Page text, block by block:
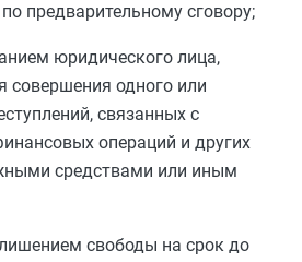
предварительному сговору;
юридического лица,
совершения одного или
связанных с
операций и других
средствами или иным
свободы на срок до